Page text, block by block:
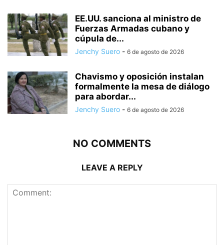
EE.UU. sanciona al ministro de
Fuerzas Armadas cubano y
cúpula de...
Jenchy Suero - 6 de agosto de 2026
Chavismo y oposición instalan
formalmente la mesa de diálogo
para abordar...
Jenchy Suero - 6 de agosto de 2026
NO COMMENTS
LEAVE A REPLY